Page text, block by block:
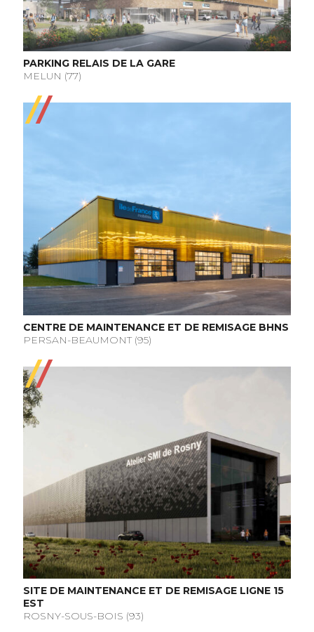
PARKING RELAIS DE LA GARE
MELUN (77)
CENTRE DE MAINTENANCE ET DE REMISAGE BHNS
PERSAN-BEAUMONT (95)
SITE DE MAINTENANCE ET DE REMISAGE LIGNE 15
EST
ROSNY-SOUS-BOIS (93)